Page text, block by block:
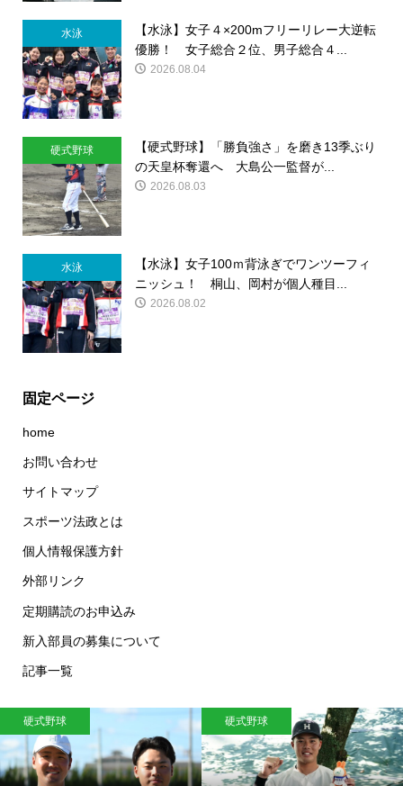
水泳
【水泳】女子４×200mフリーリレー大逆転
優勝！ 女子総合２位、男子総合４...
2026.08.04
硬式野球
【硬式野球】「勝負強さ」を磨き13季ぶり
の天皇杯奪還へ 大島公一監督が...
2026.08.03
水泳
【水泳】女子100ｍ背泳ぎでワンツーフィ
ニッシュ！ 桐山、岡村が個人種目...
2026.08.02
固定ページ
home
お問い合わせ
サイトマップ
スポーツ法政とは
個人情報保護方針
外部リンク
定期購読のお申込み
新入部員の募集について
記事一覧
硬式野球 硬式野球